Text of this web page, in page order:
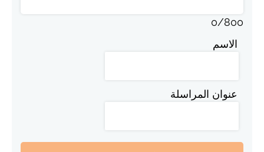
0/800
الاسم
عنوان المراسلة